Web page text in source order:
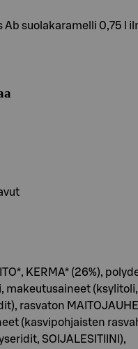
Ab suolakaramelli 0,75 l
KERMA* (26%),
makeutusaineet (ksylitoli,
rasvaton
(kasvipohjaisten
SOIJALESITIINI),